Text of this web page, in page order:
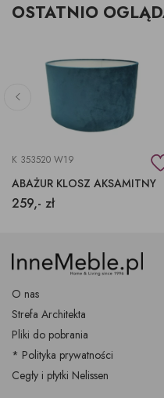
OSTATNIO
K 353520 W19
ABAŻUR KLOSZ AKSAMITNY
259,- zł
O nas
Strefa Architekta
Pliki do pobrania
* Polityka prywatności
Cegły i płytki Nelissen